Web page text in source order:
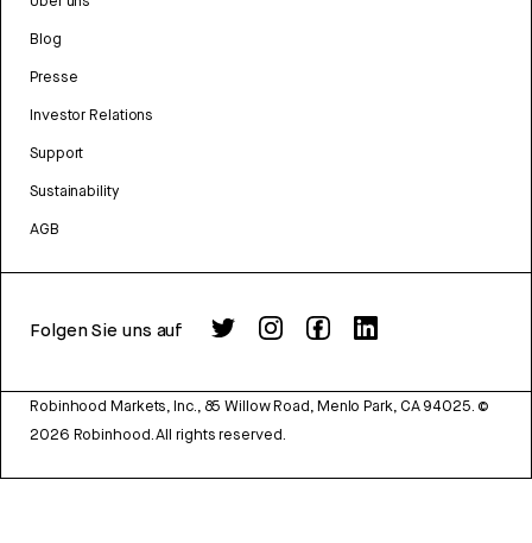
Blog
Presse
Investor Relations
Support
Sustainability
AGB
Folgen Sie uns auf
Robinhood Markets, Inc., 85 Willow Road, Menlo Park, CA 94025. ©
2026 Robinhood. All rights reserved.